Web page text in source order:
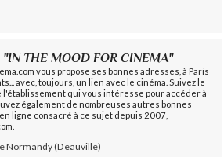
"IN THE MOOD FOR CINEMA"
vous propose ses bonnes adresses, à Paris
avec, toujours, un lien avec le cinéma. Suivez le
l'établissement qui vous intéresse pour accéder à
également de nombreuses autres bonnes
ligne consacré à ce sujet depuis 2007,
Normandy (Deauville)